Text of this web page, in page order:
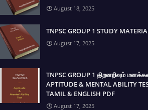
August 18, 2025
TNPSC GROUP 1 STUDY
August 17, 2025
TNPSC GROUP 1 திறனறிவும்
APTITUDE & MENTAL ABILITY
TAMIL & ENGLISH PDF
August 17, 2025